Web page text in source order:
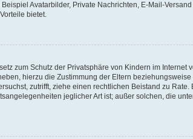
Avatarbilder, Private Nachrichten, E-Mail-
bietet.
zum Schutz der Privatsphäre von Kindern im
hierzu die Zustimmung der Eltern
zutrifft, ziehe einen rechtlichen Beistand zu
jeglicher Art ist; außer solchen, die